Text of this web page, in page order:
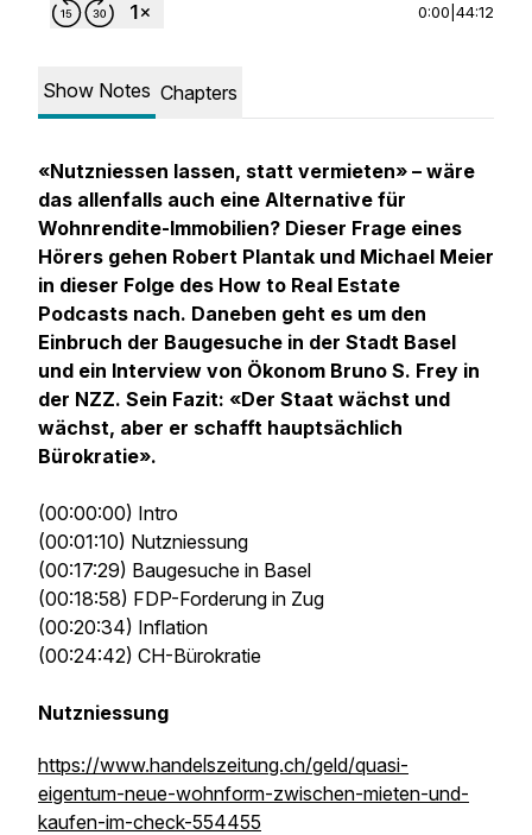
0:00 44:12
Show Notes Chapters
«Nutzniessen lassen, statt vermieten» – wäre
das allenfalls auch eine Alternative für
Wohnrendite-Immobilien? Dieser Frage eines
Hörers gehen Robert Plantak und Michael Meier
in dieser Folge des How to Real Estate
Podcasts nach. Daneben geht es um den
Einbruch der Baugesuche in der Stadt Basel
und ein Interview von Ökonom Bruno S. Frey in
der NZZ. Sein Fazit: «Der Staat wächst und
wächst, aber er schafft hauptsächlich
Bürokratie».
(00:00:00) Intro
(00:01:10) Nutzniessung
(00:17:29) Baugesuche in Basel
(00:18:58) FDP-Forderung in Zug
(00:20:34) Inflation
(00:24:42) CH-Bürokratie
Nutzniessung
https://www.handelszeitung.ch/geld/quasi-
eigentum-neue-wohnform-zwischen-mieten-und-
kaufen-im-check-554455